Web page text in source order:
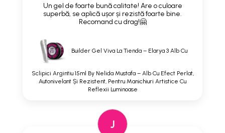
Un gel de foarte bună calitate! Are o culoare
superbă, se aplică ușor și rezistă foarte bine.
Recomand cu drag!🤗
Builder Gel Viva La Tienda – Elarya 3 Alb Cu
Sclipici Argintiu 15ml By Nelida Mustafa – Alb Cu Efect Perlat,
Autonivelant Și Rezistent, Pentru Manichiuri Artistice Cu
Reflexii Luminoase
J